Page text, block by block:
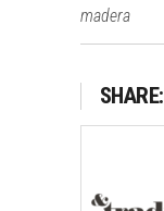
madera
SHARE: